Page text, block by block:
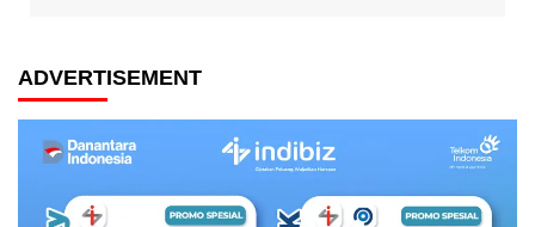
ADVERTISEMENT